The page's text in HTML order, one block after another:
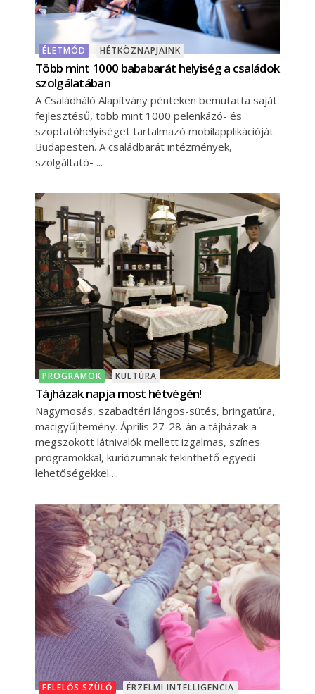
ÉLETMÓD HÉTKÖZNAPJAINK
Több mint 1000 bababarát helyiség a családok
szolgálatában
A Családháló Alapítvány pénteken bemutatta saját
fejlesztésű, több mint 1000 pelenkázó- és
szoptatóhelyiséget tartalmazó mobilapplikációját
Budapesten. A családbarát intézmények,
szolgáltató-
PROGRAMOK KULTÚRA
Tájházak napja most hétvégén!
Nagymosás, szabadtéri lángos-sütés, bringatúra,
macigyűjtemény. Április 27-28-án a tájházak a
megszokott látnivalók mellett izgalmas, színes
programokkal, kuriózumnak tekinthető egyedi
lehetőségekkel
FELELŐS SZÜLŐ ÉRZELMI INTELLIGENCIA